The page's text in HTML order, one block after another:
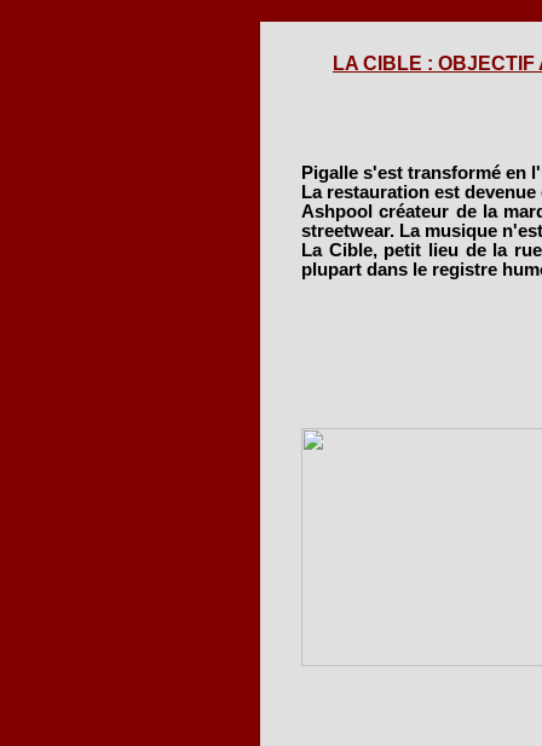
LA CIBLE :
Pigalle s'est transformé en
La restauration est
Ashpool créateur de la
streetwear. La musique
La Cible, petit lieu de la
plupart dans le registre